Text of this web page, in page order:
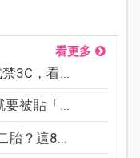
看更多
3C，看...
被貼「...
胎？這8...